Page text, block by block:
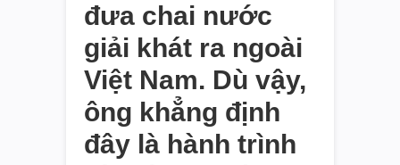
đưa chai nước
giải khát ra ngoài
Việt Nam. Dù vậy,
ông khẳng định
đây là hành trình